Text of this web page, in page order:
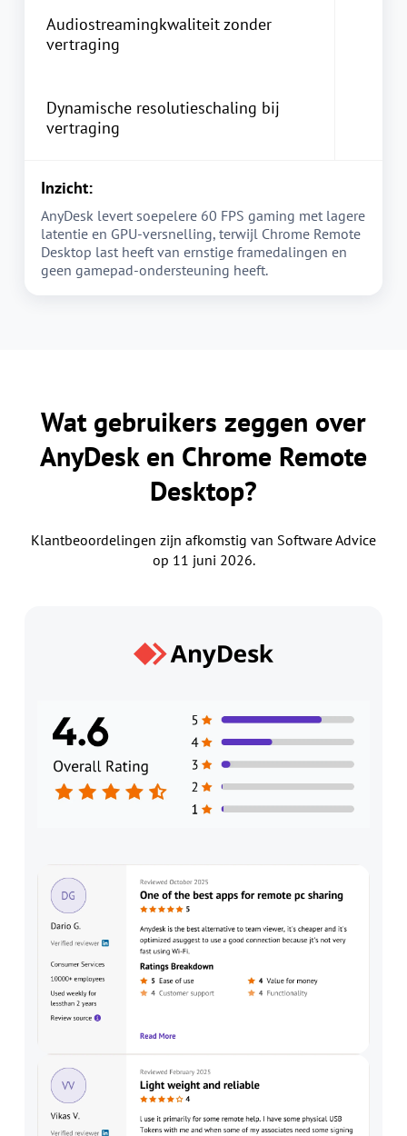
Audiostreamingkwaliteit zonder
vertraging
Dynamische resolutieschaling bij
vertraging
Inzicht:
AnyDesk levert soepelere 60 FPS gaming met lagere
latentie en GPU-versnelling, terwijl Chrome Remote
Desktop last heeft van ernstige framedalingen en
geen gamepad-ondersteuning heeft.
Wat gebruikers zeggen over
AnyDesk en Chrome Remote
Desktop?
Klantbeoordelingen zijn afkomstig van Software Advice
op 11 juni 2026.